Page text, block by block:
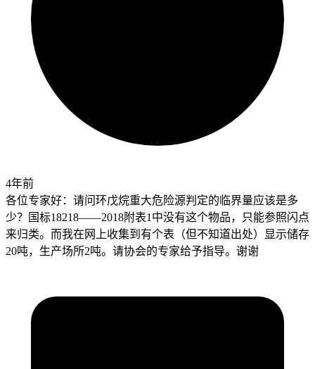
4年前
各位专家好：请问环戊烷重大危险源判定的临界量应该是多
少？国标18218——2018附表1中没有这个物品，只能参照闪点
来归类。而我在网上收集到有个表（但不知道出处）显示储存
20吨，生产场所2吨。请协会的专家给予指导。谢谢